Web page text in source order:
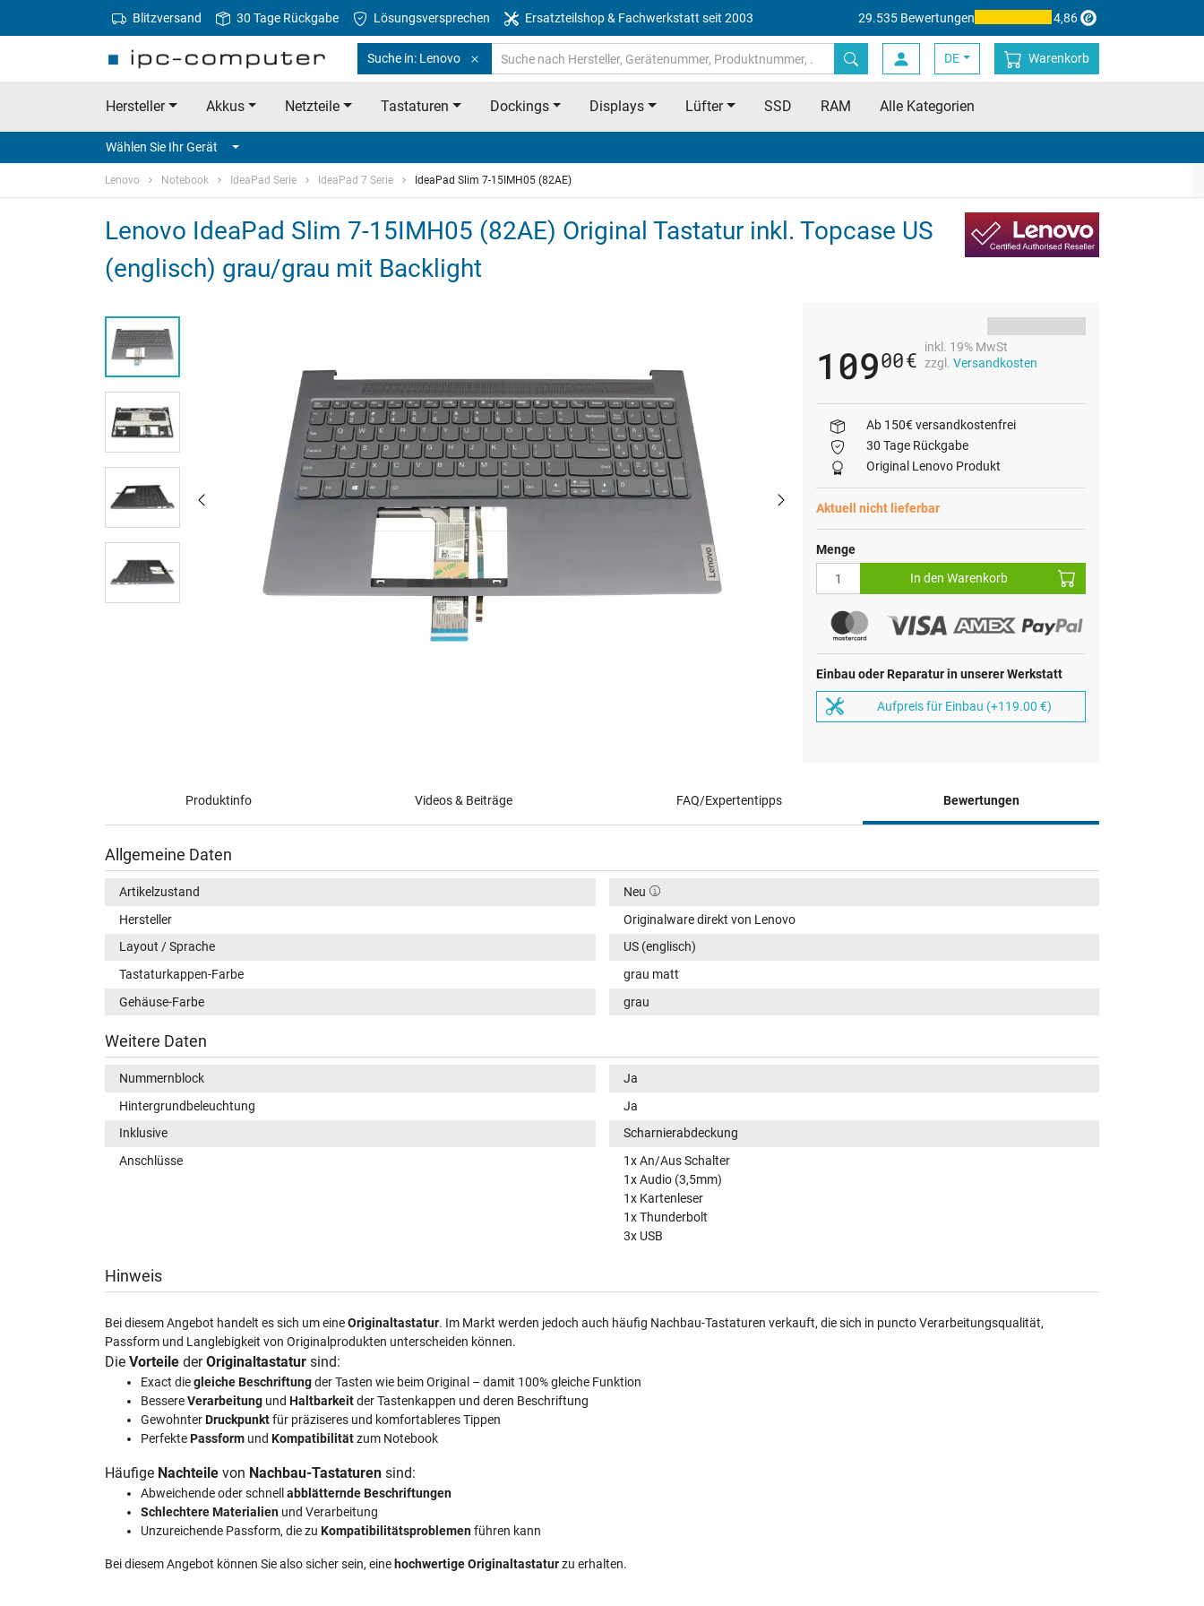
Blitzversand 30 Tage Rückgabe Lösungsversprechen Ersatzteilshop & Fachwerkstatt seit 2003 29.535 Bewertungen 4,86
Suche in: Lenovo DE Warenkorb
Hersteller Akkus Netzteile Tastaturen Dockings Displays Lüfter SSD RAM Alle Kategorien
Wählen Sie Ihr Gerät
Lenovo Notebook IdeaPad Serie IdeaPad 7 Serie IdeaPad Slim 7-15IMH05 (82AE)
Lenovo IdeaPad Slim 7-15IMH05 (82AE) Original Tastatur inkl. Topcase US
(englisch) grau/grau mit Backlight
10900€
inkl. 19% MwSt
zzgl. Versandkosten
Ab 150€ versandkostenfrei
30 Tage Rückgabe
Original Lenovo Produkt
Aktuell nicht lieferbar
Menge
In den Warenkorb
Einbau oder Reparatur in unserer Werkstatt
Aufpreis für Einbau (+119.00 €)
Produktinfo Videos & Beiträge FAQ/Expertentipps Bewertungen
Allgemeine Daten
Artikelzustand
Neu
Hersteller
Originalware direkt von Lenovo
Layout / Sprache
US (englisch)
Tastaturkappen-Farbe
grau matt
Gehäuse-Farbe
grau
Weitere Daten
Nummernblock
Ja
Hintergrundbeleuchtung
Ja
Inklusive
Scharnierabdeckung
Anschlüsse
1x An/Aus Schalter
1x Audio (3,5mm)
1x Kartenleser
1x Thunderbolt
3x USB
Hinweis
Bei diesem Angebot handelt es sich um eineOriginaltastatur. Im Markt werden jedoch auch häufig Nachbau-Tastaturen verkauft, die sich in puncto Verarbeitungsqualität,
Passform und Langlebigkeit von Originalprodukten unterscheiden können.
Die Vorteile derOriginaltastatur sind:
Exact diegleiche Beschriftungder Tasten wie beim Original – damit 100% gleiche Funktion
BessereVerarbeitung und Haltbarkeitder Tastenkappen und deren Beschriftung
GewohnterDruckpunktfür präziseres und komfortableres Tippen
PerfektePassform und Kompatibilitätzum Notebook
Häufige Nachteile von Nachbau-Tastaturen sind:
Abweichende oder schnell abblätternde Beschriftungen
Schlechtere Materialien und Verarbeitung
Unzureichende Passform, die zu Kompatibilitätsproblemenführen kann
Bei diesem Angebot können Sie also sicher sein, eine hochwertige Originaltastaturzu erhalten.